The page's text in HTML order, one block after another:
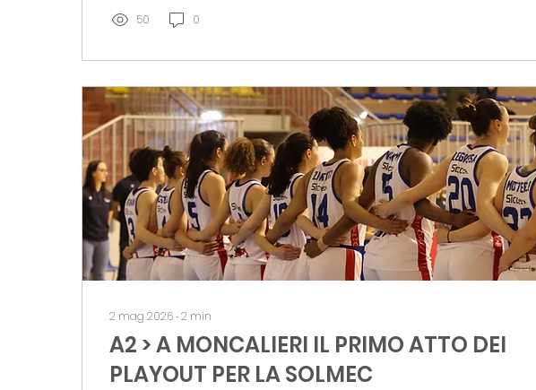
chiudendo il primo periodo sul 22-15. Il vantaggio aumenta nel...
50 0
2 mag 2026 ∙2 min
A2 > A MONCALIERI IL PRIMO ATTO DEI
PLAYOUT PER LA SOLMEC